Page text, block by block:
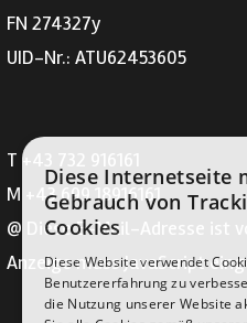
FN 274327y
UID-Nr.: ATU62453605
T +43 732 916161
M +43 699 18916161
@ Diese E-Mail-Adresse ist
Anzeige muss JavaScript
Diese Internetseite
Gebrauch von
Cookies
Diese Website verwendet
Benutzererfahrung zu
die Nutzung unserer Website